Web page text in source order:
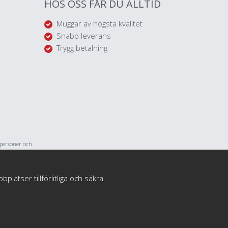
HOS OSS FÅR DU ALLTID
Muggar av högsta kvalitet
Snabb leverans
Trygg betalning
och
personliga
tillförlitliga och säkra.